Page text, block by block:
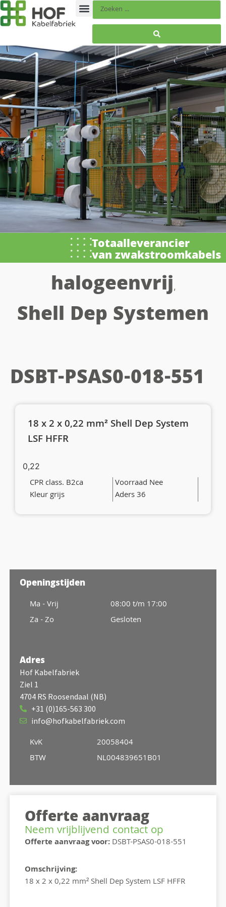
Totaalleverancier
van zwakstroomkabels
halogeenvrij,
Shell Dep Systemen
DSBT-PSAS0-018-551
18 x 2 x 0,22 mm² Shell Dep System
LSF HFFR
0,22
CPR class. B2ca
Voorraad Nee
Kleur grijs
Aders 36
Openingstijden
Ma - Vrij
Za - Zo
08:00 t/m 17:00
Gesloten
Adres
Hof Kabelfabriek
Ziel 1
4704 RS Roosendaal (NB)
+31 (0)165-563 300
info@hofkabelfabriek.com
KvK
BTW
20058404
NL004839651B01
Offerte aanvraag
Neem vrijblijvend contact op
Offerte aanvraag voor:DSBT-PSAS0-018-551
Omschrijving:
18 x 2 x 0,22 mm² Shell Dep System LSF HFFR